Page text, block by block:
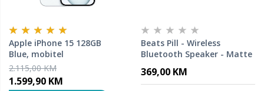
Apple iPhone 15 128GB
Blue, mobitel
2.115,00 KM
1.599,90 KM
Beats Pill - Wireless
Bluetooth Speaker - Matte
369,00 KM